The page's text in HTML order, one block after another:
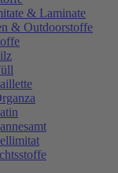
& Laminate
& Outdoorstoffe